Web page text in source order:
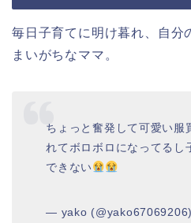
毎日子育てに明け暮れ、自分
まいがちなママ。
ちょっと奮発して可愛い服
れてボロボロになってるし
できない
— yako (@yako67069206)